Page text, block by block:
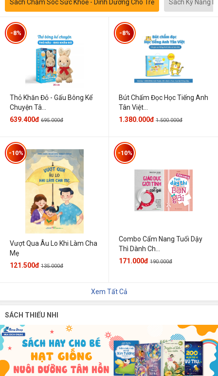
Sách Chăm Sóc Sức Khoẻ - Dinh Dưỡng Cho Trẻ Sách Kỹ Năng
Thỏ Khăn Đỏ - Gấu Bông Kể
Chuyện Tâ...
-8%
639.400đ 695.000đ
Bút Chấm Đọc Học Tiếng Anh
Tân Việt...
-8%
1.380.000đ 1.500.000đ
Vượt Qua Âu Lo Khi Làm Cha
Mẹ
-10%
121.500đ 135.000đ
Combo Cẩm Nang Tuổi Dậy
Thì Dành Ch...
-10%
171.000đ 190.000đ
Xem Tất Cả
SÁCH THIẾU NHI